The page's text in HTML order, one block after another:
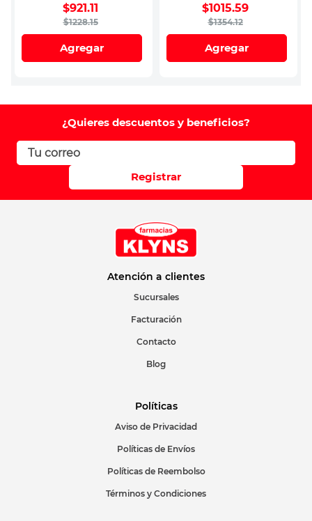
$1228.15
$921.11
Agregar
$1354.12
$1015.59
Agregar
¿Quieres descuentos y beneficios?
Registrar
Atención a clientes
Sucursales
Facturación
Contacto
Blog
Políticas
Aviso de Privacidad
Políticas de Envíos
Políticas de Reembolso
Términos y Condiciones